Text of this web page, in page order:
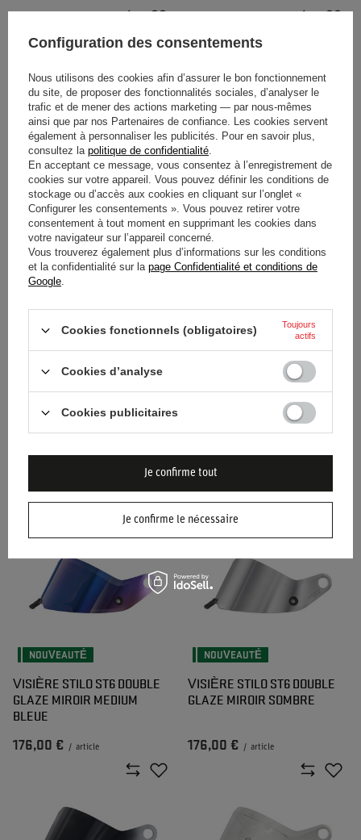
NOUVEAUTÉ
VISIÈRE STILO ST6 DOUBLE
GLAZE AMBRE
176,00 € article
NOUVEAUTÉ
VISIÈRE STILO ST6 DOUBLE
GLAZE FONCÉ MIROIR ROUGE
176,00 €
VISIÈRE STILO ST6 DOUBLE
176,00 €
VISIÈRE STILO ST6 DOUBLE
176,00 €
NOUVEAUTÉ
VISIÈRE STILO ST6 DOUBLE
GLAZE MIROIR MEDIUM
BLEUE
176,00 € / article
NOUVEAUTÉ
VISIÈRE STILO ST6 DOUBLE
GLAZE MIROIR SOMBRE
176,00 € / article
Configuration des consentements
Nous utilisons des cookies afin d’assurer le bon fonctionnement
du site, de proposer des fonctionnalités sociales, d’analyser le
trafic et de mener des actions marketing — par nous-mêmes
ainsi que par nos Partenaires de confiance. Les cookies servent
également à personnaliser les publicités. Pour en savoir plus,
consultez la politique de confidentialité.
En acceptant ce message, vous consentez à l’enregistrement de
cookies sur votre appareil. Vous pouvez définir les conditions de
stockage ou d’accès aux cookies en cliquant sur l’onglet «
Configurer les consentements ». Vous pouvez retirer votre
consentement à tout moment en supprimant les cookies dans
votre navigateur sur l’appareil concerné.
Vous trouverez également plus d’informations sur les conditions
et la confidentialité sur la page Confidentialité et conditions de
Google.
Cookies fonctionnels (obligatoires)
Toujours
actifs
Cookies d’analyse
Cookies publicitaires
Je confirme le nécessaire
Je confirme tout